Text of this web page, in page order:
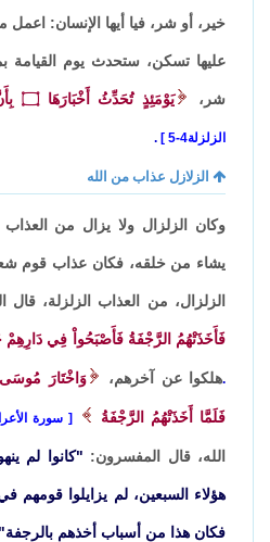
خير، أو شر، فيا أيها الإنسان:
عليها تسكن، ستحدث يوم القيامة
شر، يَوْمَئِذٍ تُحَدِّثُ أَخْبَارَهَا ۝
الزلزلة4-5 .
الزلازل عذاب من الله
وكان الزلزال ولا يزال من
يشاء من خلقه، فكان عذاب قوم
الزلزال، من العذاب الزلزلة، قال
فَأَخَذَتْهُمُ الرَّجْفَةُ فَأَصْبَحُواْ فِي دَارِهِمْ
.هلكوا عن آخرهم، وَاخْتَارَ مُوسَى
فَلَمَّا أَخَذَتْهُمُ الرَّجْفَةُ سورة
الله، قال المفسرون: "كانوا لم
هؤلاء السبعين، لم يزايلوا قومهم
فكان هذا من أسباب أخذهم بالرجفة"